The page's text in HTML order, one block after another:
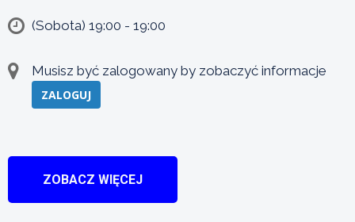
(Sobota) 19:00 - 19:00
Musisz być zalogowany by zobaczyć informacje
ZALOGUJ
ZOBACZ WIĘCEJ